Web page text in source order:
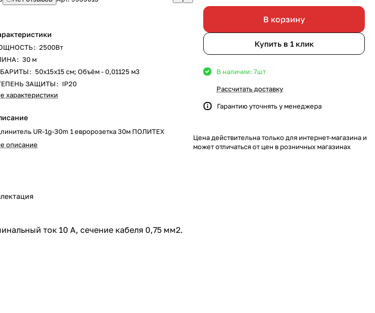
: 2500Вт
: 30 м
: 50х15х15 см; Объём - 0,01125 м3
ЗАЩИТЫ: IP20
характеристики
UR-1g-30m 1 евророзетка 30м ПОЛИТЕХ
описание
В корзину
Купить в 1 клик
В наличии: 7шт
Рассчитать доставку
Гарантию уточнять у менеджера
Цена действительна только для интернет-магазина и
может отличаться от цен в розничных магазинах
ток 10 А, сечение кабеля 0,75 мм2.